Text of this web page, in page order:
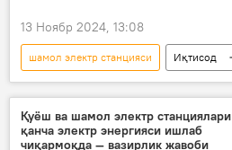
13 Ноябр 2024, 13:08
шамол электр станцияси
Иқтисод
Ўзбекистон
БАА
Навоий вилояти
Қуёш ва шамол электр станциялари
қанча электр энергияси ишлаб
чиқармоқда — вазирлик жавоби